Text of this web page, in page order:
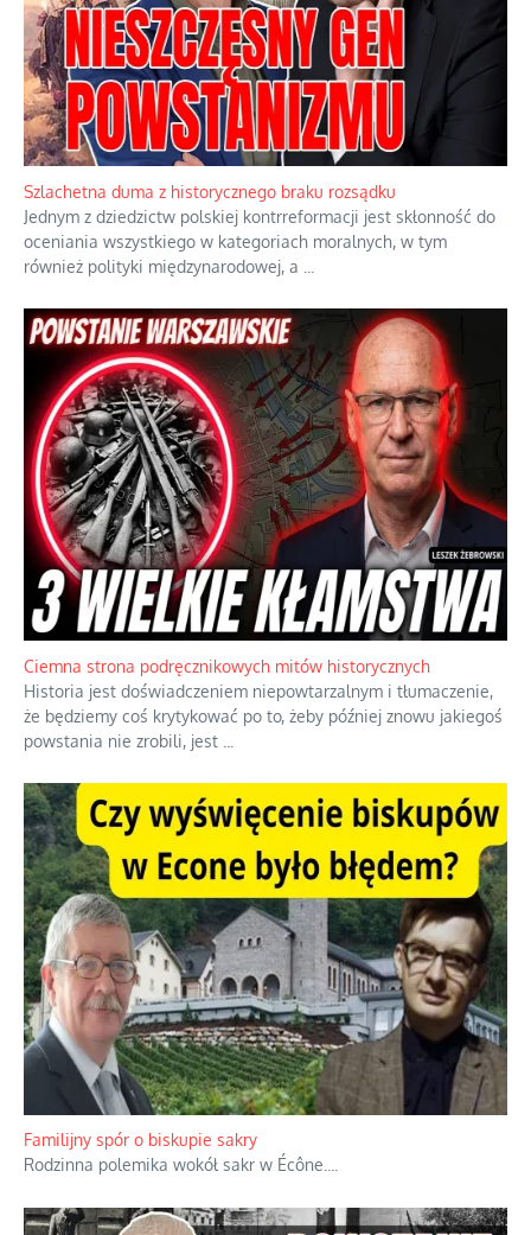
Szlachetna duma z historycznego braku rozsądku
Jednym z dziedzictw polskiej kontrreformacji jest skłonność do
oceniania wszystkiego w kategoriach moralnych, w tym
również polityki międzynarodowej, a
Ciemna strona podręcznikowych mitów historycznych
Historia jest doświadczeniem niepowtarzalnym i tłumaczenie,
że będziemy coś krytykować po to, żeby później znowu jakiegoś
powstania nie zrobili, jest
Familijny spór o biskupie sakry
Rodzinna polemika wokół sakr w Écône.